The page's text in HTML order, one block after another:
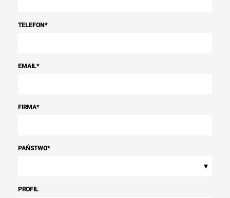
TELEFON*
EMAIL*
FIRMA*
PAŃSTWO*
▾
PROFIL